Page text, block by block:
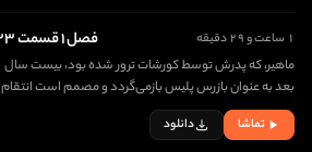
۱ ساعت و ۲۹ دقیقه فصل ۱ قسمت ۳۳
ماهیر، که پدرش توسط کورشات ترور شده بود، بیست سال
بعد به عنوان بازرس پلیس بازمی‌گردد و مصمم است انتقام
مرگ پدرش را بگیرد. در اولین روز بازگشتش، با دختری زیبا به
نام جانفزا برخورد کرده و عاشق او می شود
تماشا دانلود